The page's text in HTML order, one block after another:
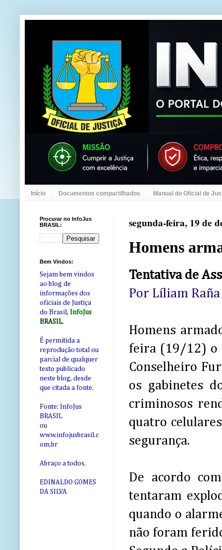
Início Documentos compartilhados Manual do Oficial de
segunda-feira, 19 de
Homens
Tentativa de
Por Líliam Raña
Homens
feira (19/12) o
Conselheiro
os gabinetes
criminosos
quatro
segurança.
De acordo
tentaram
quando o
não foram
Procurar no InfoJus
BRASIL:
Bem Vindos:
Sejam bem vindos
ao blog de
informações dos
oficiais de Justiça
do Brasil, InfoJus
BRASIL.
É permitida a
reprodução total ou
parcial de qualquer
texto publicado
neste blog, desde
que citada a fonte.
Fonte: InfoJus
BRASIL
ou
www.infojusbrasil.c
om.br
Abraço a todos.
EDINALDO GOMES
DA SILVA